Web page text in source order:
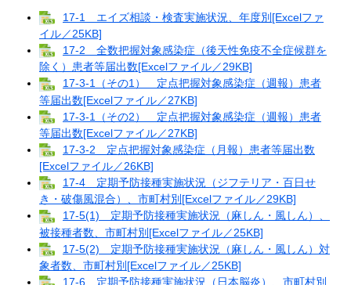
17-1 エイズ相談・検査実施状況、年度別[Excelファ
イル／25KB]
17-2 全数把握対象感染症（後天性免疫不全症候群を
除く）患者等届出数[Excelファイル／29KB]
17-3-1（その1） 定点把握対象感染症（週報）患者
等届出数[Excelファイル／27KB]
17-3-1（その2） 定点把握対象感染症（週報）患者
等届出数[Excelファイル／27KB]
17-3-2 定点把握対象感染症（月報）患者等届出数
[Excelファイル／26KB]
17-4 定期予防接種実施状況（ジフテリア・百日せ
き・破傷風混合）、市町村別[Excelファイル／29KB]
17-5(1) 定期予防接種実施状況（麻しん・風しん）、
被接種者数、市町村別[Excelファイル／25KB]
17-5(2) 定期予防接種実施状況（麻しん・風しん）対
象者数、市町村別[Excelファイル／25KB]
17-6 定期予防接種実施状況（日本脳炎）、市町村別